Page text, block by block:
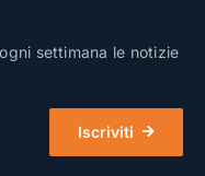
settimana le notizie
Iscriviti